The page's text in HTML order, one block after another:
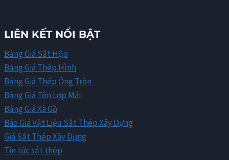
LIÊN KẾT NỔI BẬT
Bảng Giá Sắt Hộp
Bảng Giá Thép Hình
Bảng Giá Thép Ống Tròn
Bảng Giá Tôn Lợp Mái
Bảng Giá Xà Gồ
Báo Giá Vật Liệu Sắt Thép Xây Dựng
Giá Sắt Thép Xây Dựng
Tin tức sắt thép